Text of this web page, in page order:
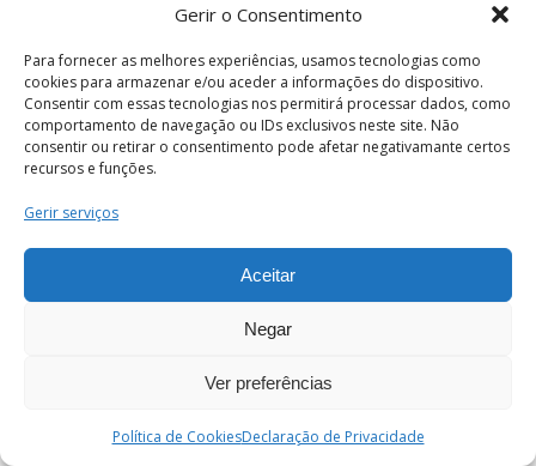
Gerir o Consentimento
Para fornecer as melhores experiências, usamos tecnologias como
cookies para armazenar e/ou aceder a informações do dispositivo.
Consentir com essas tecnologias nos permitirá processar dados, como
comportamento de navegação ou IDs exclusivos neste site. Não
consentir ou retirar o consentimento pode afetar negativamante certos
recursos e funções.
Gerir serviços
Aceitar
Negar
Ver preferências
Política de CookiesDeclaração de Privacidade
Termos e Condições
os direitos reservados.